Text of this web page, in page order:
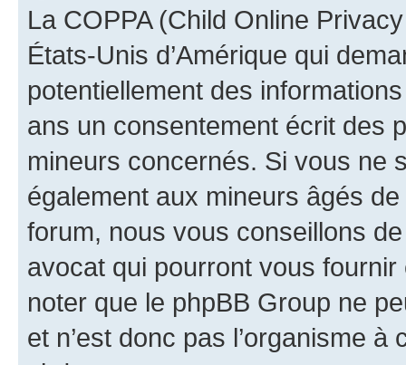
La COPPA (Child Online
États-Unis d’Amérique qui
potentiellement des
ans un consentement écrit des
mineurs concernés. Si vous ne
également aux mineurs âgés
forum, nous vous conseillons
avocat qui pourront vous
noter que le phpBB Group ne
et n’est donc pas l’organisme